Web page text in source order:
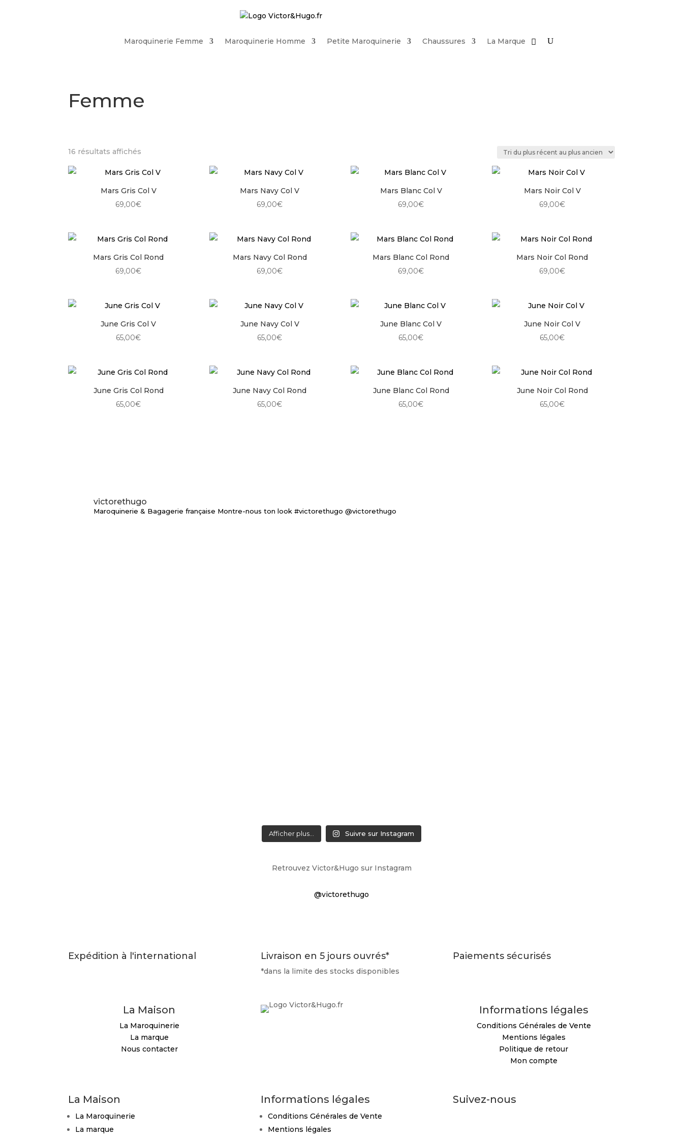
Maroquinerie Femme Maroquinerie Homme Petite Maroquinerie Chaussures La Marque
Femme
16 résultats affichés
plus
récent
plus
Mars Gris Col V
69,00€
Mars Navy Col V
69,00€
Mars Blanc Col V
69,00€
Mars Noir Col V
69,00€
Mars Gris Col Rond
69,00€
Mars Navy Col Rond
69,00€
Mars Blanc Col Rond
69,00€
Mars Noir Col Rond
69,00€
June Gris Col V
65,00€
June Navy Col V
65,00€
June Blanc Col V
65,00€
June Noir Col V
65,00€
June Gris Col Rond
65,00€
June Navy Col Rond
65,00€
June Blanc Col Rond
65,00€
June Noir Col Rond
65,00€
victorethugo
Maroquinerie & Bagagerie française Montre-nous ton look #victorethugo @victorethugo
Afficher plus... Suivre sur Instagram
Retrouvez Victor&Hugo sur Instagram
@victorethugo
Expédition à l'international Livraison en 5 jours ouvrés*
*dans la limite des stocks disponibles
Paiements sécurisés
La Maison
La Maroquinerie
La marque
Nous contacter
Informations légales
Conditions Générales de Vente
Mentions légales
Politique de retour
Mon compte
La Maison
La Maroquinerie
La marque
Informations légales
Conditions Générales de Vente
Mentions légales
Suivez-nous